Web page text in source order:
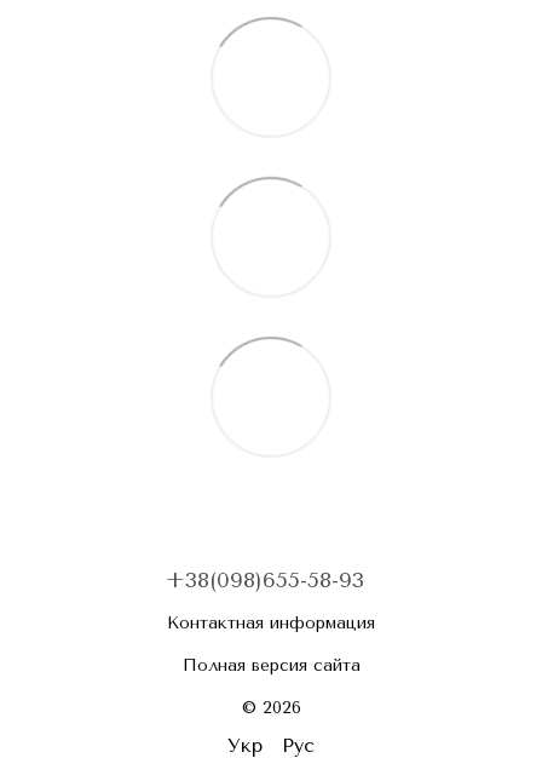
+38(098)655-58-93
Контактная информация
Полная версия сайта
© 2026
Укр Рус